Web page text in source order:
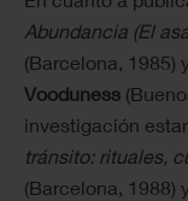
Abundancia (El
(Barcelona, 1985)
Vooduness
investigación
tránsito: rituales,
(Barcelona, 1988)